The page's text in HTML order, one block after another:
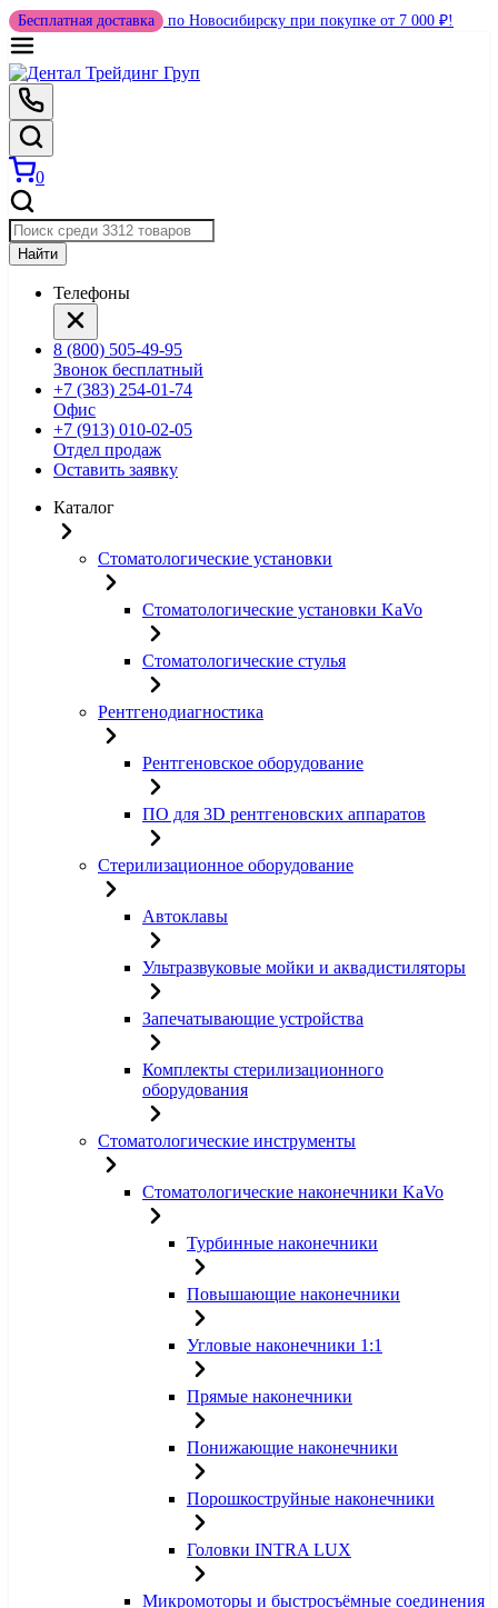
Бесплатная доставка по Новосибирску при покупке от 7 000 ₽!
0
Найти
Телефоны
8 (800) 505-49-95
Звонок бесплатный
+7 (383) 254-01-74
Офис
+7 (913) 010-02-05
Отдел продаж
Оставить заявку
Каталог
Стоматологические установки
Стоматологические установки KaVo
Стоматологические стулья
Рентгенодиагностика
Рентгеновское оборудование
ПО для 3D рентгеновских аппаратов
Стерилизационное оборудование
Автоклавы
Ультразвуковые мойки и аквадистиляторы
Запечатывающие устройства
Комплекты стерилизационного
оборудования
Стоматологические инструменты
Стоматологические наконечники KaVo
Турбинные наконечники
Повышающие наконечники
Угловые наконечники 1:1
Прямые наконечники
Понижающие наконечники
Порошкоструйные наконечники
Головки INTRA LUX
Микромоторы и быстросъёмные соединения